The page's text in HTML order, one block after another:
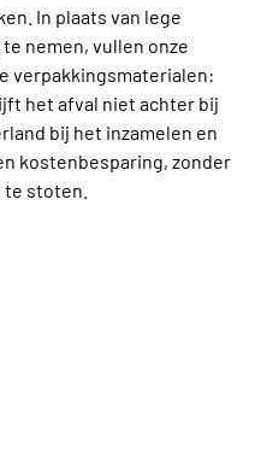
In plaats van lege
nemen, vullen onze
verpakkingsmaterialen:
het afval niet achter bij
bij het inzamelen en
kostenbesparing, zonder
te stoten.